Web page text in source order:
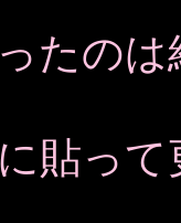
たの
貼って